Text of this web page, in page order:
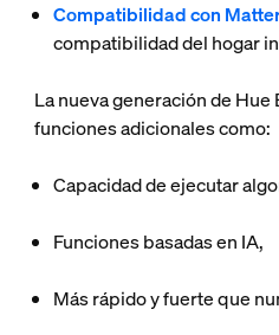
Compatibilidad con
compatibilidad del hogar
La nueva generación de
funciones adicionales como:
Capacidad de ejecutar
Funciones basadas en IA,
Más rápido y fuerte que